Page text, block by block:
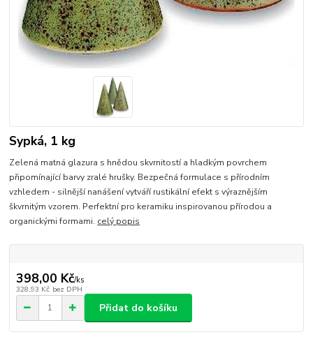
Sypká, 1 kg
Zelená matná glazura s hnědou skvrnitostí a hladkým povrchem
připomínající barvy zralé hrušky. Bezpečná formulace s přírodním
vzhledem - silnější nanášení vytváří rustikální efekt s výraznějším
škvrnitým vzorem. Perfektní pro keramiku inspirovanou přírodou a
organickými formami. celý popis
398,00 Kč/ks
328,93 Kč bez DPH
Přidat do košíku